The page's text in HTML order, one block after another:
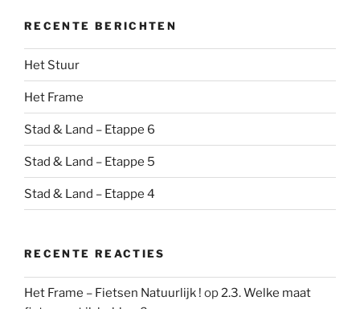
RECENTE BERICHTEN
Het Stuur
Het Frame
Stad & Land – Etappe 6
Stad & Land – Etappe 5
Stad & Land – Etappe 4
RECENTE REACTIES
Het Frame – Fietsen Natuurlijk ! op2.3. Welke maat